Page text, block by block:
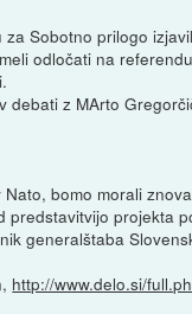
Sobotno prilogo
odločati na
debati z MArto
bomo morali
predstavitvijo projekta
generalštaba
http://www.delo.si/